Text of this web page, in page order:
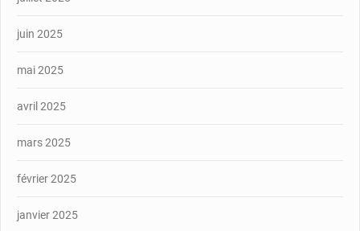
juin 2025
mai 2025
avril 2025
mars 2025
février 2025
janvier 2025